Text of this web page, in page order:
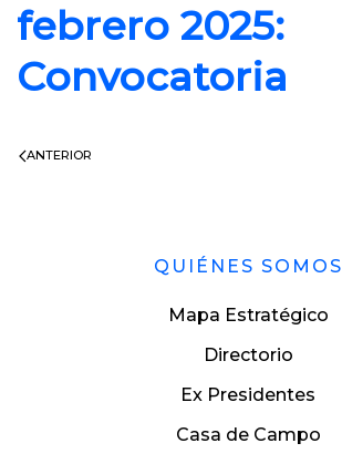
febrero 2025:
Convocatoria
ANTERIOR
QUIÉNES SOMOS
Mapa Estratégico
Directorio
Ex Presidentes
Casa de Campo